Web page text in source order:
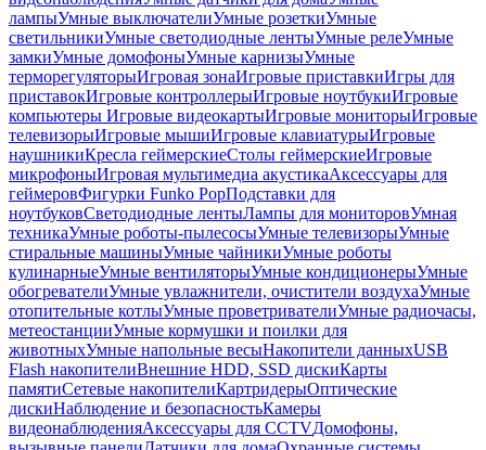
лампыУмные выключателиУмные розеткиУмные
светильникиУмные светодиодные лентыУмные релеУмные
замкиУмные домофоныУмные карнизыУмные
терморегуляторыИгровая зонаИгровые приставкиИгры для
приставокИгровые контроллерыИгровые ноутбукиИгровые
компьютеры Игровые видеокартыИгровые мониторыИгровые
телевизорыИгровые мышиИгровые клавиатурыИгровые
наушникиКресла геймерскиеСтолы геймерскиеИгровые
микрофоныИгровая мультимедиа акустикаАксессуары для
геймеровФигурки Funko PopПодставки для
ноутбуковСветодиодные лентыЛампы для мониторовУмная
техникаУмные роботы-пылесосыУмные телевизорыУмные
стиральные машиныУмные чайникиУмные роботы
кулинарныеУмные вентиляторыУмные кондиционерыУмные
обогревателиУмные увлажнители, очистители воздухаУмные
отопительные котлыУмные проветривателиУмные радиочасы,
метеостанцииУмные кормушки и поилки для
животныхУмные напольные весыНакопители данныхUSB
Flash накопителиВнешние HDD, SSD дискиКарты
памятиСетевые накопителиКартридерыОптические
дискиНаблюдение и безопасностьКамеры
видеонаблюденияАксессуары для CCTVДомофоны,